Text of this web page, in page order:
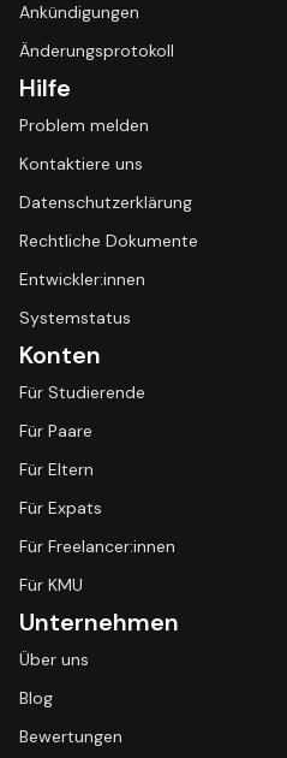
Ankündigungen
Änderungsprotokoll
Hilfe
Problem melden
Kontaktiere uns
Datenschutzerklärung
Rechtliche Dokumente
Entwickler:innen
Systemstatus
Konten
Für Studierende
Für Paare
Für Eltern
Für Expats
Für Freelancer:innen
Für KMU
Unternehmen
Über uns
Blog
Bewertungen